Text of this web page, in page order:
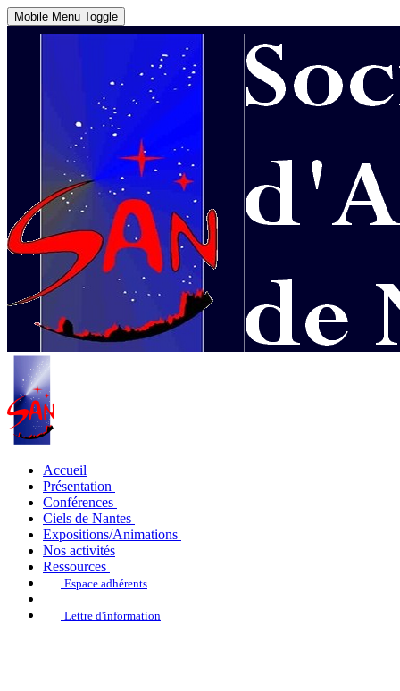
Mobile Menu Toggle
Accueil
Présentation
Conférences
Ciels de Nantes
Expositions/Animations
Nos activités
Ressources
Espace adhérents
Lettre d'information